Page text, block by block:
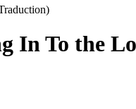
In To the